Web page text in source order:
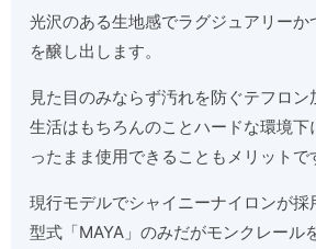
光沢のある生地感でラグジュアリーか
を醸し出します。
見た目のみならず汚れを防ぐテフロン
生活はもちろんのことハードな環境下
ったまま使用できることもメリットで
現行モデルでシャイニーナイロンが採
型式「MAYA」のみだがモンクレール